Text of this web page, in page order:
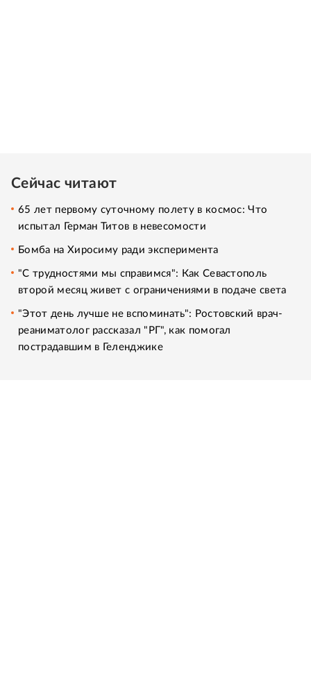
Сейчас читают
65 лет первому суточному полету в космос: Что
испытал Герман Титов в невесомости
Бомба на Хиросиму ради эксперимента
"С трудностями мы справимся": Как Севастополь
второй месяц живет с ограничениями в подаче света
"Этот день лучше не вспоминать": Ростовский врач-
реаниматолог рассказал "РГ", как помогал
пострадавшим в Геленджике